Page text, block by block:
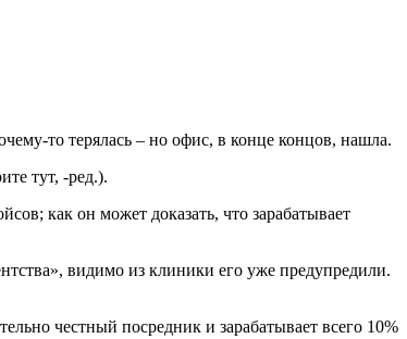
то терялась – но офис, в конце концов, нашла.
тут, -ред.).
как он может доказать, что зарабатывает
видимо из клиники его уже предупредили.
честный посредник и зарабатывает всего 10%